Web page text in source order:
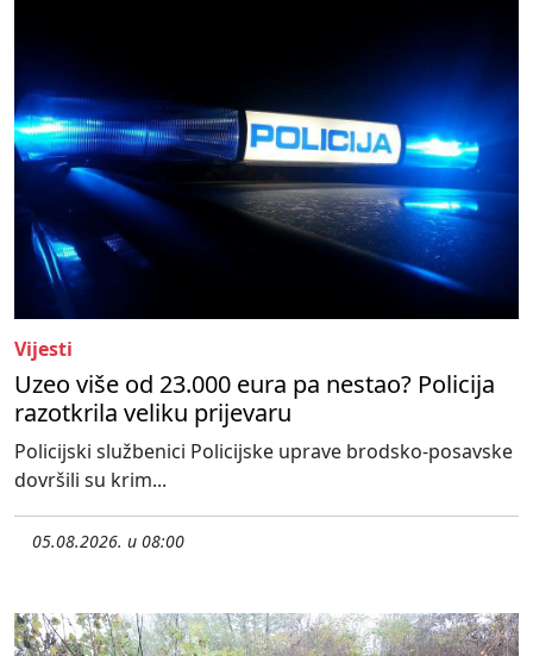
Vijesti
Uzeo više od 23.000 eura pa nestao? Policija
razotkrila veliku prijevaru
Policijski službenici Policijske uprave brodsko-posavske
dovršili su krim...
05.08.2026. u 08:00